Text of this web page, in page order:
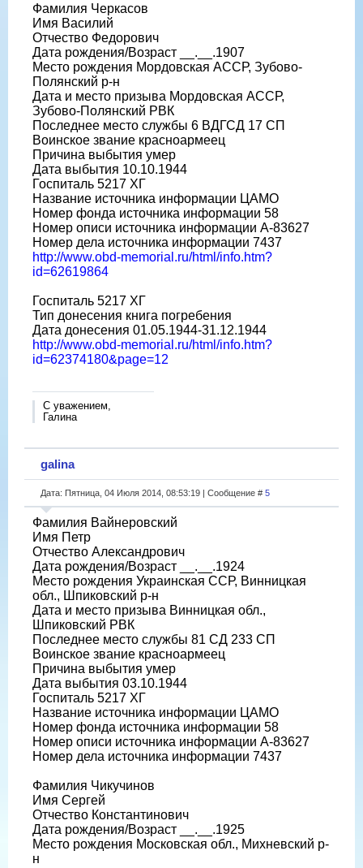
Фамилия Черкасов
Имя Василий
Отчество Федорович
Дата рождения/Возраст __.__.1907
Место рождения Мордовская АССР, Зубово-
Полянский р-н
Дата и место призыва Мордовская АССР,
Зубово-Полянский РВК
Последнее место службы 6 ВДГСД 17 СП
Воинское звание красноармеец
Причина выбытия умер
Дата выбытия 10.10.1944
Госпиталь 5217 ХГ
Название источника информации ЦАМО
Номер фонда источника информации 58
Номер описи источника информации А-83627
Номер дела источника информации 7437
http://www.obd-memorial.ru/html/info.htm?
id=62619864
Госпиталь 5217 ХГ
Тип донесения книга погребения
Дата донесения 01.05.1944-31.12.1944
http://www.obd-memorial.ru/html/info.htm?
id=62374180&page=12
С уважением,
Галина
galina
Дата: Пятница, 04 Июля 2014, 08:53:19 | Сообщение # 5
Фамилия Вайнеровский
Имя Петр
Отчество Александрович
Дата рождения/Возраст __.__.1924
Место рождения Украинская ССР, Винницкая
обл., Шпиковский р-н
Дата и место призыва Винницкая обл.,
Шпиковский РВК
Последнее место службы 81 СД 233 СП
Воинское звание красноармеец
Причина выбытия умер
Дата выбытия 03.10.1944
Госпиталь 5217 ХГ
Название источника информации ЦАМО
Номер фонда источника информации 58
Номер описи источника информации А-83627
Номер дела источника информации 7437
Фамилия Чикучинов
Имя Сергей
Отчество Константинович
Дата рождения/Возраст __.__.1925
Место рождения Московская обл., Михневский р-
н